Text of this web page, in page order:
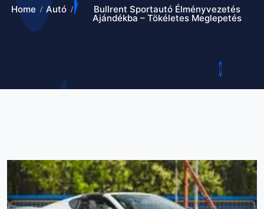
Home Autó Bullrent Sportautó Élményvezetés
Ajándékba – Tökéletes Meglepetés